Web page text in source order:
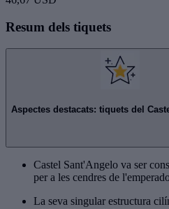
Resum dels tiquets
Aspectes destacats: tiquets del
Castel Sant'Angelo va ser
per a les cendres de
La seva singular estructura